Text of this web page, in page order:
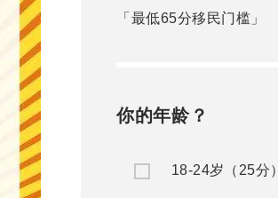
「最低65分移民门槛」
你的年龄？
18-24岁（25分）